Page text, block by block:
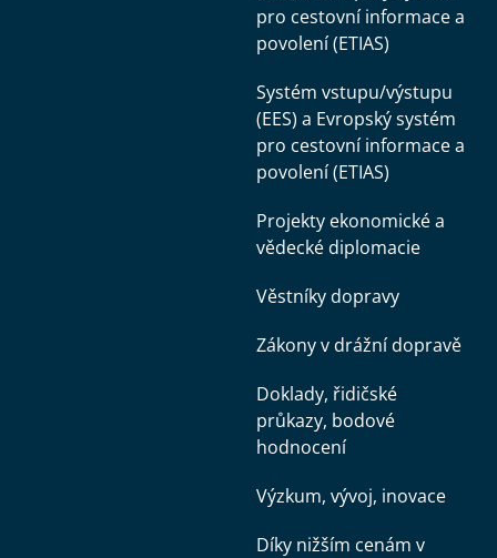
pro cestovní informace a
povolení (ETIAS)
Systém vstupu/výstupu
(EES) a Evropský systém
pro cestovní informace a
povolení (ETIAS)
Projekty ekonomické a
vědecké diplomacie
Věstníky dopravy
Zákony v drážní dopravě
Doklady, řidičské
průkazy, bodové
hodnocení
Výzkum, vývoj, inovace
Díky nižším cenám v